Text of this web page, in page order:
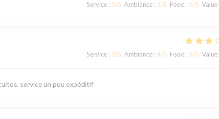
Service : 5/5 Ambiance : 5/5 Food : 5/5 Value
Service : 3/5 Ambiance : 4/5 Food : 3/5 Value
service un peu expéditif